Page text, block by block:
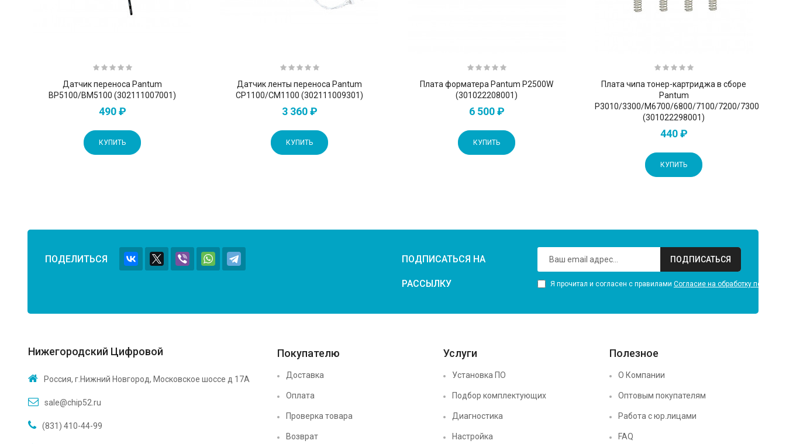
Датчик переноса Pantum
BP5100/BM5100 (302111007001)
490 ₽
КУПИТЬ
Датчик ленты переноса Pantum
CP1100/CM1100 (302111009301)
3 360 ₽
КУПИТЬ
Плата форматера Pantum P2500W
(301022208001)
6 500 ₽
КУПИТЬ
Плата чипа тонер-картриджа в сборе
Pantum
P3010/3300/M6700/6800/7100/7200/7300
(301022298001)
440 ₽
КУПИТЬ
ПОДЕЛИТЬСЯ ПОДПИСАТЬСЯ НА
РАССЫЛКУ
ПОДПИСАТЬСЯ
Я прочитал и согласен с правилами Согласие на обработку
Нижегородский Цифровой
Россия, г.Нижний Новгород, Московское шоссе д 17А
sale@chip52.ru
(831) 410-44-99
Покупателю
Доставка
Оплата
Проверка товара
Возврат
Услуги
Установка ПО
Подбор комплектующих
Диагностика
Настройка
Полезное
О Компании
Оптовым покупателям
Работа с юр.лицами
FAQ